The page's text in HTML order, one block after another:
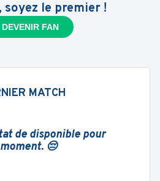
soyez le premier !
DEVENIR FAN
MATCH
de disponible pour
😔